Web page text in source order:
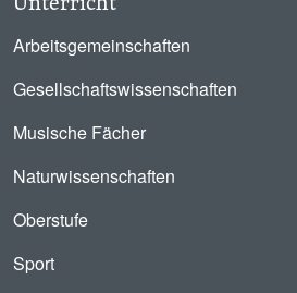
Arbeitsgemeinschaften
Gesellschaftswissenschaften
Musische Fächer
Naturwissenschaften
Oberstufe
Sport